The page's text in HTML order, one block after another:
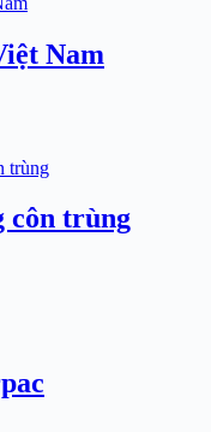
Nam
côn trùng